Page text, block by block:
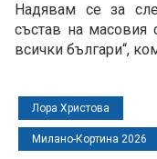
Надявам се за
състав на масовия
всички българи“,
Лора Христова
Милано-Кортина 2026